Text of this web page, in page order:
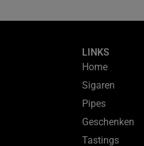
LINKS
Home
Sigaren
Pipes
Geschenken
Tastings